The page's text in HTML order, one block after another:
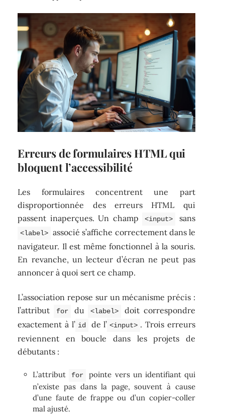
Erreurs de formulaires HTML qui
bloquent l’accessibilité
Les formulaires concentrent une part
disproportionnée des erreurs HTML qui
passent inaperçues. Un champ
<input> sans
<label> associé s’affiche correctement dans le
navigateur. Il est même fonctionnel à la souris.
En revanche, un lecteur d’écran ne peut pas
annoncer à quoi sert ce champ.
L’association repose sur un mécanisme précis :
l’attribut
for du <label>
doit correspondre
exactement à l’ id de l’ <input> . Trois erreurs
reviennent en boucle dans les projets de
débutants :
L’attribut for
pointe vers un identifiant qui
n’existe pas dans la page, souvent à cause
d’une faute de frappe ou d’un copier-coller
mal ajusté.